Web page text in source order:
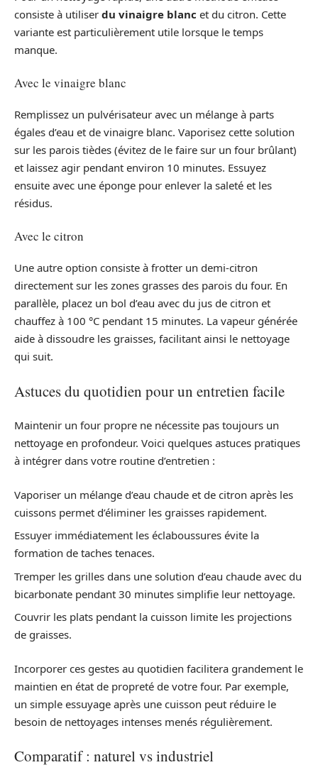
consiste à utiliser du vinaigre blanc et du citron. Cette
variante est particulièrement utile lorsque le temps
manque.
Avec le vinaigre blanc
Remplissez un pulvérisateur avec un mélange à parts
égales d’eau et de vinaigre blanc. Vaporisez cette solution
sur les parois tièdes (évitez de le faire sur un four brûlant)
et laissez agir pendant environ 10 minutes. Essuyez
ensuite avec une éponge pour enlever la saleté et les
résidus.
Avec le citron
Une autre option consiste à frotter un demi-citron
directement sur les zones grasses des parois du four. En
parallèle, placez un bol d’eau avec du jus de citron et
chauffez à 100 °C pendant 15 minutes. La vapeur générée
aide à dissoudre les graisses, facilitant ainsi le nettoyage
qui suit.
Astuces du quotidien pour un entretien facile
Maintenir un four propre ne nécessite pas toujours un
nettoyage en profondeur. Voici quelques astuces pratiques
à intégrer dans votre routine d’entretien :
Vaporiser un mélange d’eau chaude et de citron après les
cuissons permet d’éliminer les graisses rapidement.
Essuyer immédiatement les éclaboussures évite la
formation de taches tenaces.
Tremper les grilles dans une solution d’eau chaude avec du
bicarbonate pendant 30 minutes simplifie leur nettoyage.
Couvrir les plats pendant la cuisson limite les projections
de graisses.
Incorporer ces gestes au quotidien facilitera grandement le
maintien en état de propreté de votre four. Par exemple,
un simple essuyage après une cuisson peut réduire le
besoin de nettoyages intenses menés régulièrement.
Comparatif : naturel vs industriel